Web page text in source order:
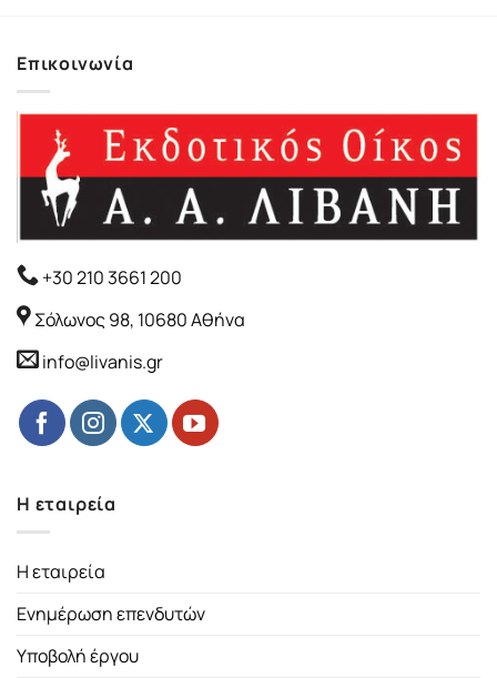
Επικοινωνία
+30 210 3661 200
Σόλωνος 98, 10680 Αθήνα
info@livanis.gr
Η εταιρεία
Η εταιρεία
Ενημέρωση επενδυτών
Υποβολή έργου